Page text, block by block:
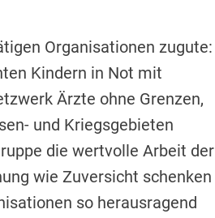
Organisationen zugute:
Kindern in Not mit
Ärzte ohne Grenzen,
und Kriegsgebieten
die wertvolle Arbeit der
wie Zuversicht schenken
so herausragend